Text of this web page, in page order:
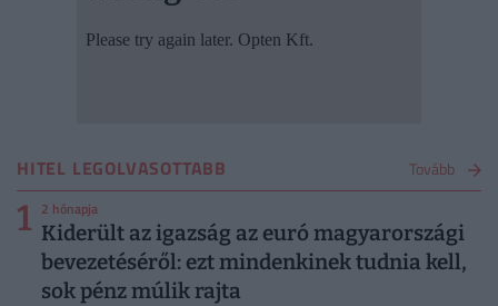
HITEL LEGOLVASOTTABB Tovább
1 2 hónapja
Kiderült az igazság az euró magyarországi
bevezetéséről: ezt mindenkinek tudnia kell,
sok pénz múlik rajta